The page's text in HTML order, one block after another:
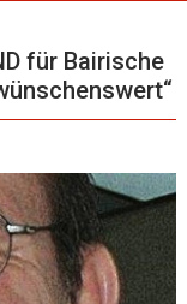
für Bairische